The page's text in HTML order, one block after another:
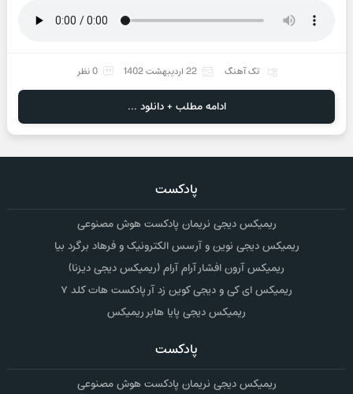
تک آهنگ 22 اردیبهشت 1402 0 نظر
ادامه مطلب + دانلود ...
پادکست
ریمیکس دیجی نریمان پادکست هوش مصنوعی
ریمیکس دیجی نوین و آرسس الکترونیک و فرهاد برگرد بیا
ریمیکس آرون افشار آرام آرام (ریمیکس دیجی دیزنا)
ریمیکس ای کی و دیجی کوین زد آر پادکست هات کلد ۷
ریمیکس دیجی پایا هابر ریمیکس
پادکست
ریمیکس دیجی نریمان پادکست هوش مصنوعی